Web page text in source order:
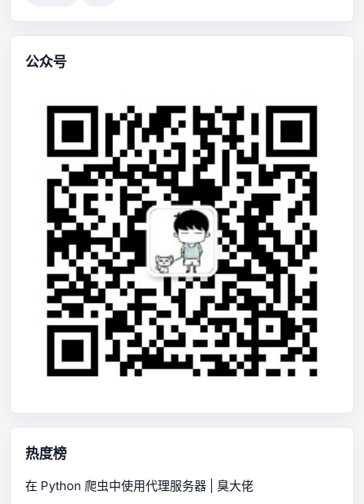
公众号
热度榜
在 Python 爬虫中使用代理服务器 | 臭大佬